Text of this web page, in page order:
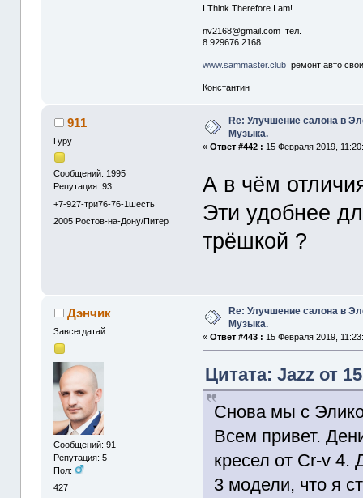
I Think Therefore I am!
nv2168@gmail.com тел.
8 929676 2168
www.sammaster.club ремонт авто
Константин
911
Гуру
Сообщений: 1995
Репутация: 93
+7-927-три76-76-1шесть
2005 Ростов-на-Дону/Питер
Re: Улучшение салона в
Музыка.
«Ответ #442 : 15 Февраля 2019,
А в чём
Эти удобнее
трёшкой ?
Дэнчик
Завсегдатай
Сообщений: 91
Репутация: 5
Пол:
427
Re: Улучшение салона в
Музыка.
«Ответ #443 : 15 Февраля 2019,
Цитата: Jazz от
Снова мы с
Всем привет.
кресел от Cr-v 4.
3 модели, что я